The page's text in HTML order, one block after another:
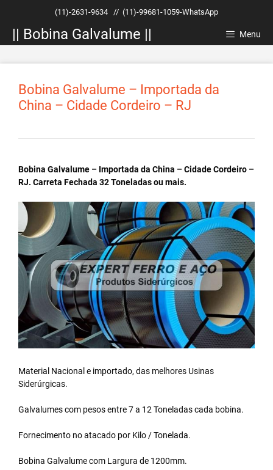
conteúdo
(11)-2631-9634 // (11)-99681-1059-WhatsApp
|| Bobina Galvalume || Menu
Bobina Galvalume – Importada da
China – Cidade Cordeiro – RJ
Bobina Galvalume – Importada da China – Cidade Cordeiro –
RJ. Carreta Fechada 32 Toneladas ou mais.
Material Nacional e importado, das melhores Usinas
Siderúrgicas.
Galvalumes com pesos entre 7 a 12 Toneladas cada bobina.
Fornecimento no atacado por Kilo / Tonelada.
Bobina Galvalumecom Largura de 1200mm.